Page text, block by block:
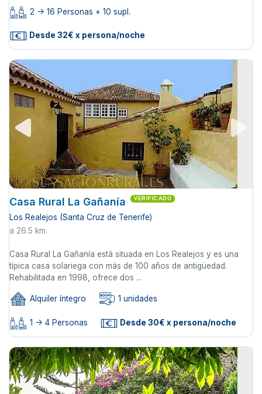
2 -> 16 Personas + 10 supl.
Desde 32€ x persona/noche
Casa Rural La Gañanía VERIFICADO
Los Realejos (Santa Cruz de Tenerife)
a 26.5 km.
Casa Rural La Gañanía está situada en Los Realejos y es una
típica casa solariega con más de 100 años de antigüedad.
Rehabilitada en 1998, ofrece dos ...
Alquiler íntegro 1 unidades
1 -> 4 Personas Desde 30€ x persona/noche